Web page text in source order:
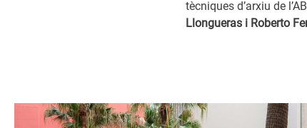
tècniques d’arxiu de
Llongueras i Roberto